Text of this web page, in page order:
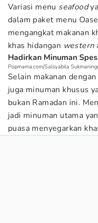
Variasi menu seafood
dalam paket menu
mengangkat makanan
khas hidangan western
Hadirkan Minuman
Popmama.com/Salsyabila
Selain makanan
juga minuman khusus
bukan Ramadan ini.
jadi minuman utama
puasa menyegarkan